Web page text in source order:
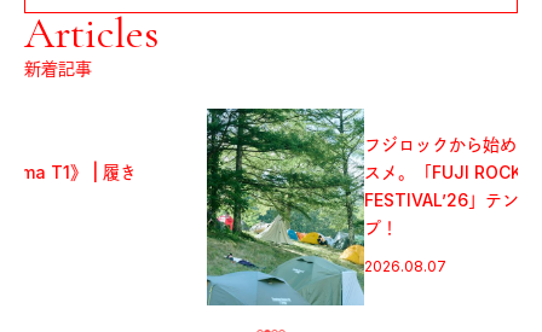
Articles
新着記事
フジロックから始めるキャンプのス
スメ。「FUJI ROCK
FESTIVAL’26」テント訪問スナッ
プ！
2026.08.07